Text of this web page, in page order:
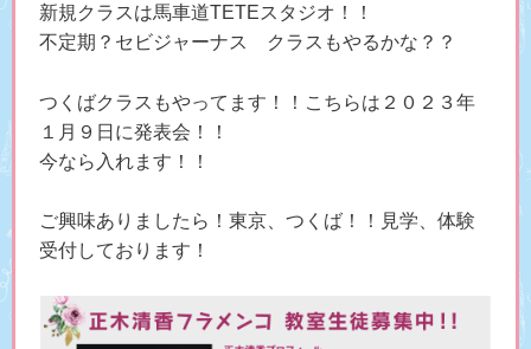
新規クラスは馬車道TETEスタジオ！！
不定期？セビジャーナス クラスもやるかな？？
つくばクラスもやってます！！こちらは２０２３年
１月９日に発表会！！
今なら入れます！！
ご興味ありましたら！東京、つくば！！見学、体験
受付しております！